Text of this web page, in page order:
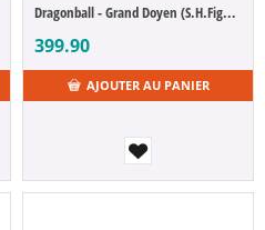
Dragonball - Grand Doyen (S.H.Figuarts)
399.90
AJOUTER AU PANIER